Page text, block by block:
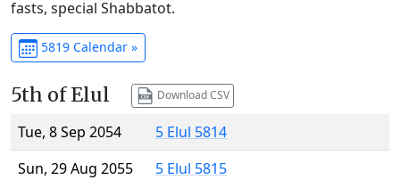
fasts, special Shabbatot.
5819 Calendar »
5th of Elul Download CSV
Tue, 8 Sep 2054
5 Elul 5814
Sun, 29 Aug 2055
5 Elul 5815